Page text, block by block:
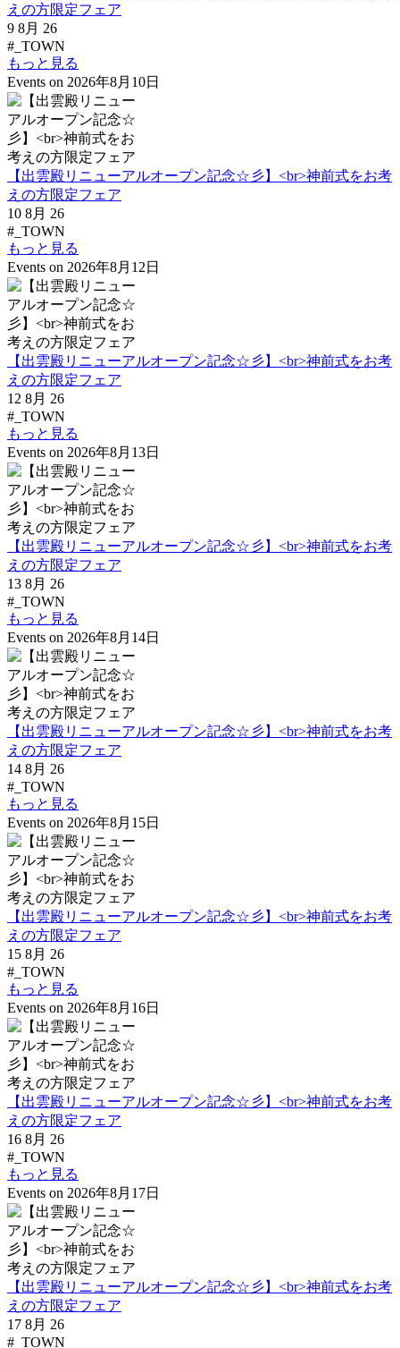
えの方限定フェア
9 8月 26
#_TOWN
もっと見る
Events on 2026年8月10日
【出雲殿リニューアルオープン記念☆彡】<br>神前式をお考
えの方限定フェア
10 8月 26
#_TOWN
もっと見る
Events on 2026年8月12日
【出雲殿リニューアルオープン記念☆彡】<br>神前式をお考
えの方限定フェア
12 8月 26
#_TOWN
もっと見る
Events on 2026年8月13日
【出雲殿リニューアルオープン記念☆彡】<br>神前式をお考
えの方限定フェア
13 8月 26
#_TOWN
もっと見る
Events on 2026年8月14日
【出雲殿リニューアルオープン記念☆彡】<br>神前式をお考
えの方限定フェア
14 8月 26
#_TOWN
もっと見る
Events on 2026年8月15日
【出雲殿リニューアルオープン記念☆彡】<br>神前式をお考
えの方限定フェア
15 8月 26
#_TOWN
もっと見る
Events on 2026年8月16日
【出雲殿リニューアルオープン記念☆彡】<br>神前式をお考
えの方限定フェア
16 8月 26
#_TOWN
もっと見る
Events on 2026年8月17日
【出雲殿リニューアルオープン記念☆彡】<br>神前式をお考
えの方限定フェア
17 8月 26
#_TOWN